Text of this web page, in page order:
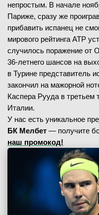
непростым. В начале
Париже, сразу же
прибавить испанец не
мирового рейтинга АТР
случилось поражение от
36-летнего шансов на
в Турине представитель
закончил на мажорной
Каспера Рууда в третьем
Италии.
У нас есть уникальное
БК Мелбет — получите
наш промокод!